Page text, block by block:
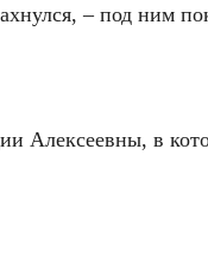
– под ним
Алексеевны, в